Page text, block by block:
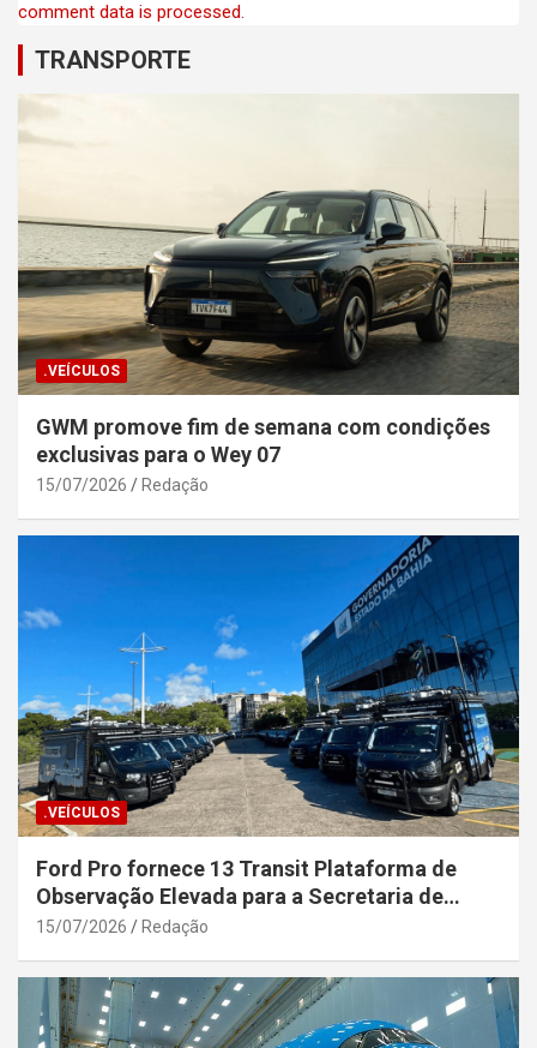
comment data is processed.
TRANSPORTE
.VEÍCULOS
GWM promove fim de semana com condições
exclusivas para o Wey 07
15/07/2026 Redação
.VEÍCULOS
Ford Pro fornece 13 Transit Plataforma de
Observação Elevada para a Secretaria de
Segurança Pública da Bahia
15/07/2026 Redação